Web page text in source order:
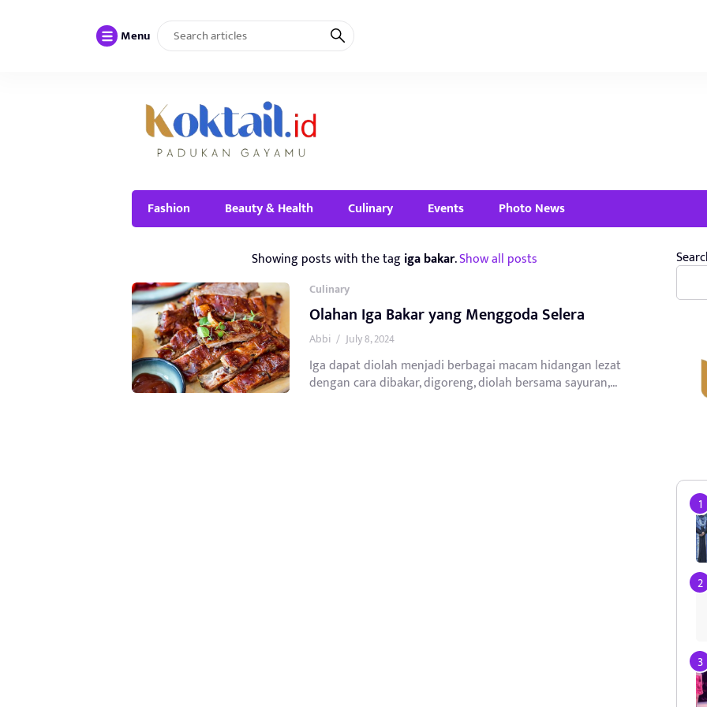
Menu
Fashion Beauty & Health Culinary Events Photo News
Showing posts with the tagiga bakar.Show all posts
Culinary
Olahan Iga Bakar yang Menggoda Selera
Abbi / July 8, 2024
Iga dapat diolah menjadi berbagai macam hidangan lezat
dengan cara dibakar, digoreng, diolah bersama sayuran,...